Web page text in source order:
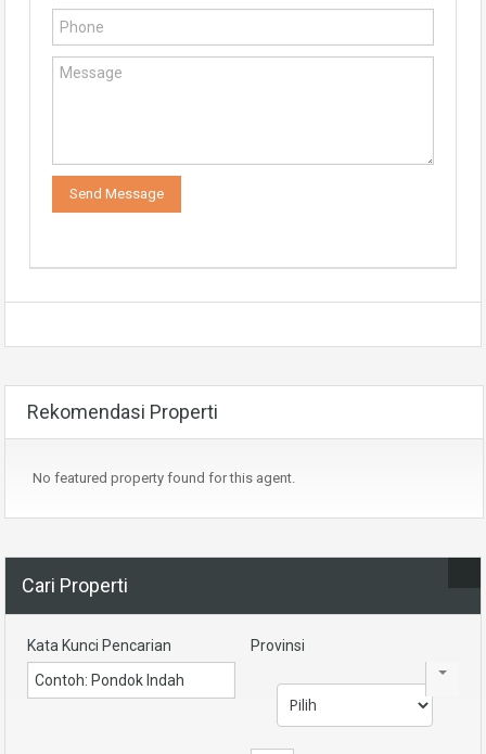
Rekomendasi Properti
No featured property found for this agent.
Cari Properti
Kata Kunci Pencarian Provinsi